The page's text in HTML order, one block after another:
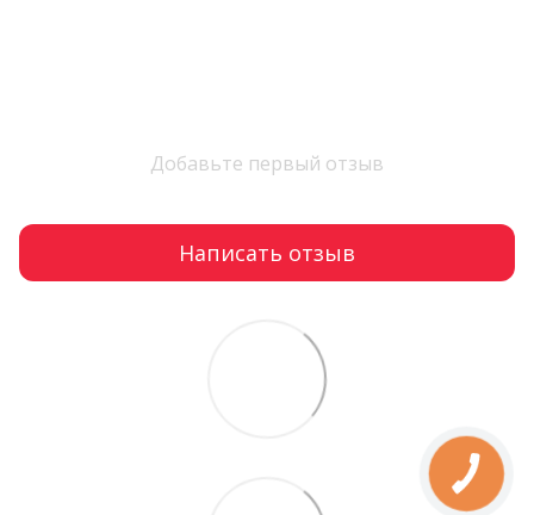
Добавьте первый отзыв
Написать отзыв